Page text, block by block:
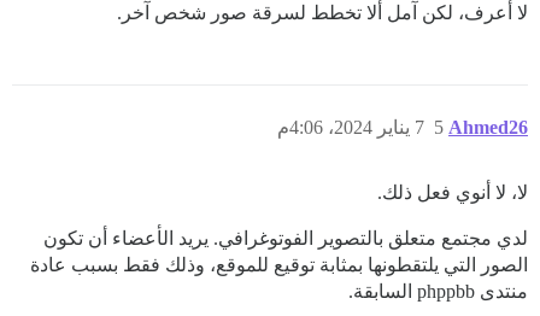
لا أعرف، لكن آمل ألا تخطط لسرقة صور شخص آخر.
Ahmed26 7 يناير 2024، 4:06م 5
لا، لا أنوي فعل ذلك.
لدي مجتمع متعلق بالتصوير الفوتوغرافي. يريد الأعضاء أن تكون
الصور التي يلتقطونها بمثابة توقيع للموقع، وذلك فقط بسبب عادة
منتدى phppbb السابقة.